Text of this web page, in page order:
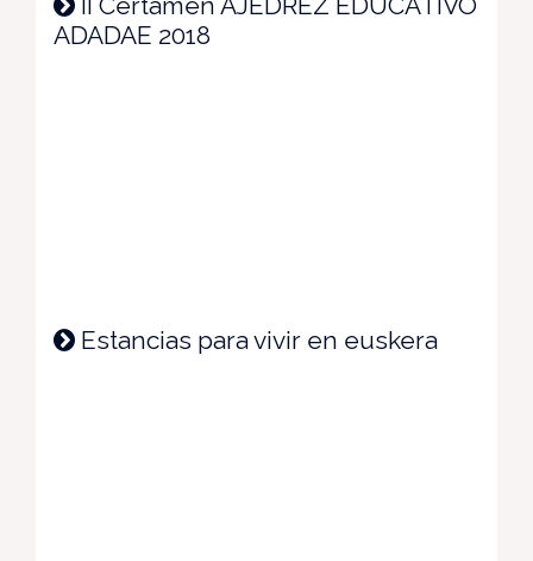
ADADAE 2018
Estancias para vivir en euskera